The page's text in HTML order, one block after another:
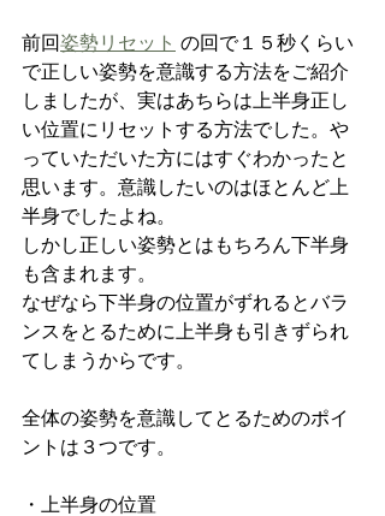
前回姿勢リセット の回で１５秒くらい
で正しい姿勢を意識する方法をご紹介
しましたが、実はあちらは上半身正し
い位置にリセットする方法でした。や
っていただいた方にはすぐわかったと
思います。意識したいのはほとんど上
半身でしたよね。
しかし正しい姿勢とはもちろん下半身
も含まれます。
なぜなら下半身の位置がずれるとバラ
ンスをとるために上半身も引きずられ
てしまうからです。
全体の姿勢を意識してとるためのポイ
ントは３つです。
・上半身の位置